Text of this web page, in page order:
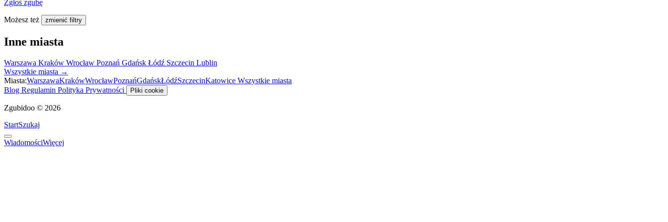
Zgłoś zgubę
Możesz też zmienić filtry
Inne miasta
Warszawa Kraków Wrocław Poznań Gdańsk Łódź Szczecin Lublin
Wszystkie miasta →
Miasta:WarszawaKrakówWrocławPoznańGdańskŁódźSzczecinKatowice Wszystkie miasta
Blog Regulamin Polityka Prywatności Pliki cookie
Zgubidoo © 2026
StartSzukaj
WiadomościWięcej